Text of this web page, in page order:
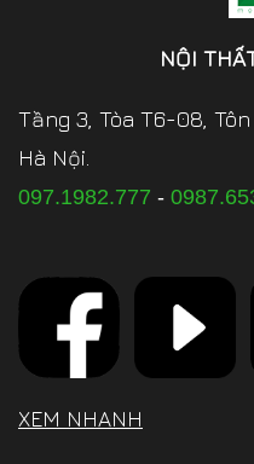
NỘI
Tầng 3, Tòa T6-08,
Hà Nội.
097.1982.777 -
XEM NHANH